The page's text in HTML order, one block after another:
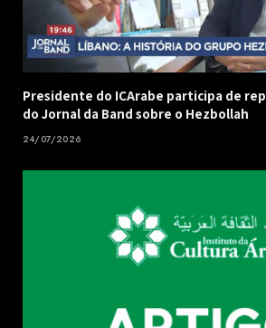
Presidente do ICArabe participa de
do Jornal da Band sobre o Hezbollah
24/07/2026